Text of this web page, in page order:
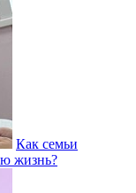
Как семьи
жизнь?